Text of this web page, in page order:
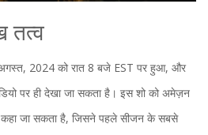
तत्व
अगस्त, 2024 को रात 8 बजे EST पर हुआ, और
पर ही देखा जा सकता है। इस शो को अमेज़न
कहा जा सकता है, जिसने पहले सीजन के सबसे